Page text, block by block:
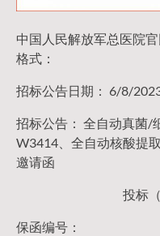
中国人民解放军总医院
格式：
招标公告日期： 6/8/
招标公告： 全自动真菌/
W3414、全自动核酸提
邀请函
投标
保函编号：